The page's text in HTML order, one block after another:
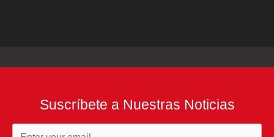
Suscríbete a Nuestras Noticias